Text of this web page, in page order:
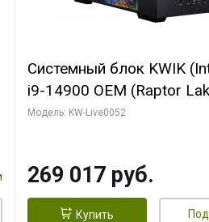
Системный блок KWIK
i9-14900 OEM (Raptor
C24 16EC/8PC// 64 ГБ
256bit 3xDP HD/ 512 ГБ
Модель: KW-Live0052
269 017 руб.
Купить